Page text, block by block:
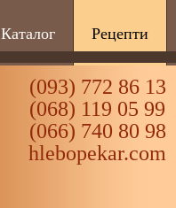
Каталог Рецепти
(093) 772 86 13
(068) 119 05 99
(066) 740 80 98
hlebopekar.com